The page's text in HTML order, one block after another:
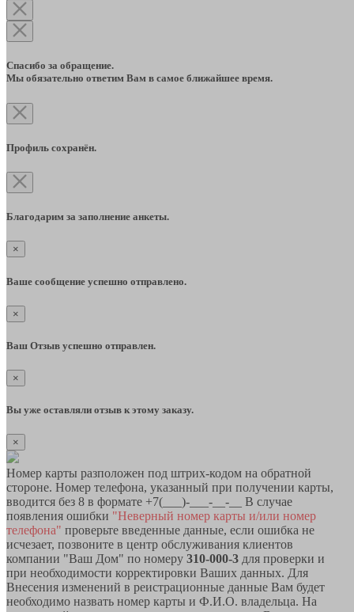
Спасибо за обращение.
Мы обязательно ответим Вам в самое ближайшее время.
Профиль сохранён.
Благодарим за заполнение анкеты.
×
Ваше сообщение успешно отправлено.
×
Ваш Отзыв успешно отправлен.
×
Вы уже оставляли отзыв к этому заказу.
×
Номер карты разположен под штрих-кодом на обратной
стороне. Номер телефона, указанный при получении карты,
вводится без 8 в формате +7(___)-___-__-__ В случае
появления ошибки "Неверный номер карты и/или номер
телефона" проверьте введенные данные, если ошибка не
исчезает, позвоните в центр обслуживания клиентов
компании "Ваш Дом" по номеру 310-000-3 для проверки и
при необходимости корректировки Ваших данных. Для
Внесения изменений в реистрационные данные Вам будет
необходимо назвать номер карты и Ф.И.О. владельца. На